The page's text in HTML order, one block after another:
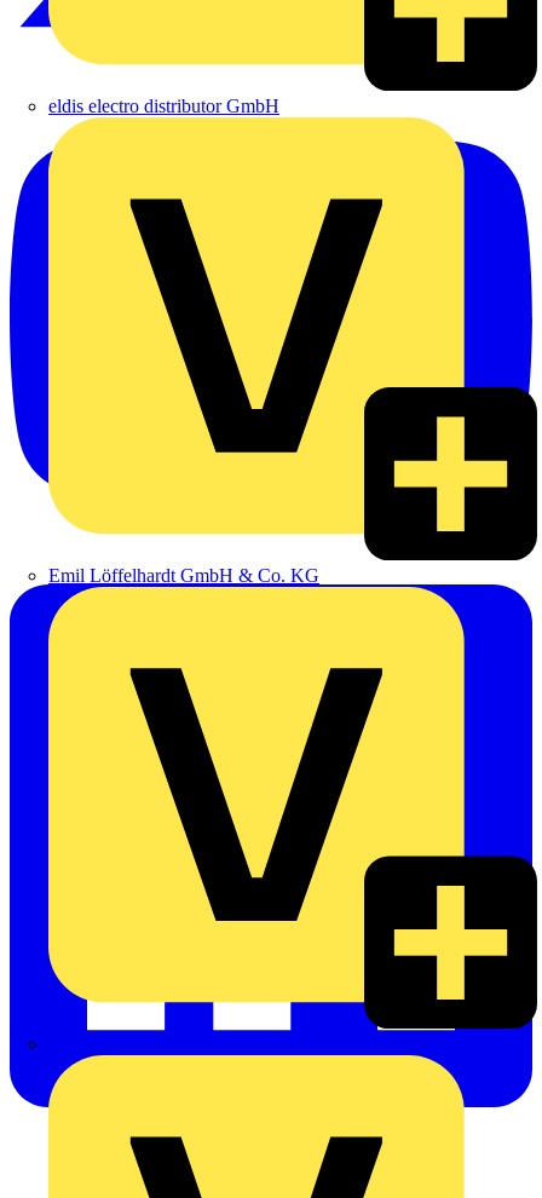
eldis electro distributor GmbH
Emil Löffelhardt GmbH & Co. KG